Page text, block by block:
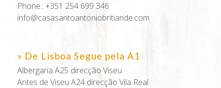
Phone.: +351 254 699 346
info@casasantoantoniobritiande.com
» De Lisboa Segue pela A1
Albergaria A25 direcção Viseu
Antes de Viseu A24 direcção Vila Real